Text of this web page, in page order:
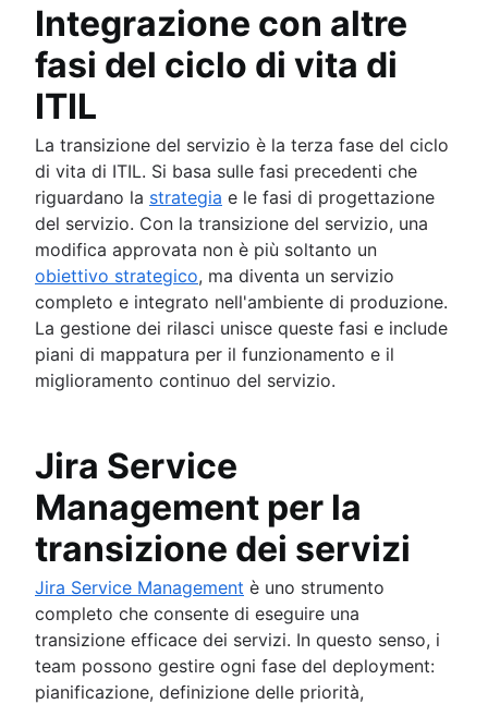
Integrazione con altre
fasi del ciclo di vita di
ITIL
La transizione del servizio è la terza fase del ciclo
di vita di ITIL. Si basa sulle fasi precedenti che
riguardano la strategia e le fasi di progettazione
del servizio. Con la transizione del servizio, una
modifica approvata non è più soltanto un
obiettivo strategico, ma diventa un servizio
completo e integrato nell'ambiente di produzione.
La gestione dei rilasci unisce queste fasi e include
piani di mappatura per il funzionamento e il
miglioramento continuo del servizio.
Jira Service
Management per la
transizione dei servizi
Jira Service Management è uno strumento
completo che consente di eseguire una
transizione efficace dei servizi. In questo senso, i
team possono gestire ogni fase del deployment:
pianificazione, definizione delle priorità,